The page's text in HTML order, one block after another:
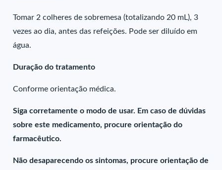
Tomar 2 colheres de sobremesa (totalizando 20 mL), 3
vezes ao dia, antes das refeições. Pode ser diluído em
água.
Duração do tratamento
Conforme orientação médica.
Siga corretamente o modo de usar. Em caso de dúvidas
sobre este medicamento, procure orientação do
farmacêutico.
Não desaparecendo os sintomas, procure orientação de